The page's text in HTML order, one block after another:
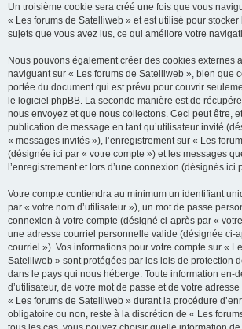
Un troisième cookie sera créé une fois que vous
« Les forums de Satelliweb » et est utilisé pour
sujets que vous avez lus, ce qui améliore votre
Nous pouvons également créer des cookies externes
naviguant sur « Les forums de Satelliweb », bien que
portée du document qui est prévu pour couvrir
le logiciel phpBB. La seconde manière est de
nous envoyez et que nous collectons. Ceci peut être,
publication de message en tant qu’utilisateur invité
« messages invités »), l’enregistrement sur « Les
(désignée ici par « votre compte ») et les messages
l’enregistrement et lors d’une connexion (désignés ici
Votre compte contiendra au minimum un identifiant
par « votre nom d’utilisateur »), un mot de passe
connexion à votre compte (désigné ci-après par «
une adresse courriel personnelle valide (désignée ci-
courriel »). Vos informations pour votre compte sur «
Satelliweb » sont protégées par les lois de protection
dans le pays qui nous héberge. Toute information en-
d’utilisateur, de votre mot de passe et de votre
« Les forums de Satelliweb » durant la procédure
obligatoire ou non, reste à la discrétion de « Les